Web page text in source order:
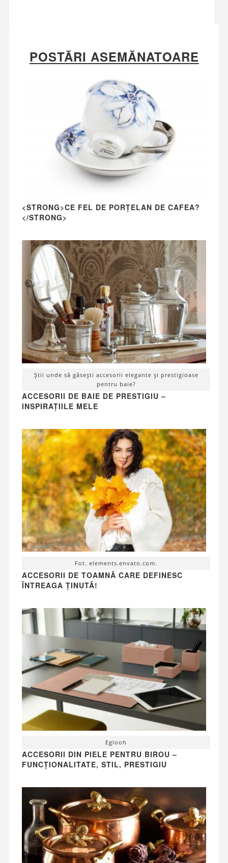
POSTĂRI ASEMĂNATOARE
<STRONG>CE FEL DE PORȚELAN DE CAFEA?
</STRONG>
Știi unde să găsești accesorii elegante și prestigioase
pentru baie?
ACCESORII DE BAIE DE PRESTIGIU –
INSPIRAȚIILE MELE
Fot. elements.envato.com.
ACCESORII DE TOAMNĂ CARE DEFINESC
ÎNTREAGA ȚINUTĂ!
Eglooh
ACCESORII DIN PIELE PENTRU BIROU –
FUNCȚIONALITATE, STIL, PRESTIGIU